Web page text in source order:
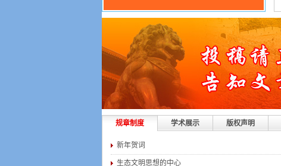
规章制度 学术展示 版权声明
新年贺词
生态文明思想的中心